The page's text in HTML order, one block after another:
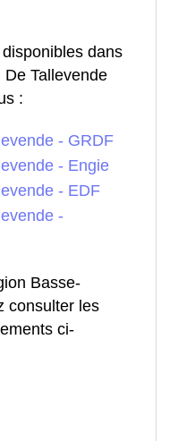
dans
De Tallevende
:
- GRDF
- Engie
- EDF
-
Basse-
consulter les
ci-